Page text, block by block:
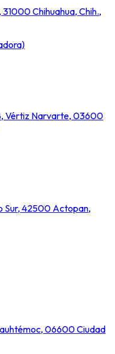
Chihuahua, Chih.,
Vértiz Narvarte, 03600
Sur, 42500 Actopan,
06600 Ciudad